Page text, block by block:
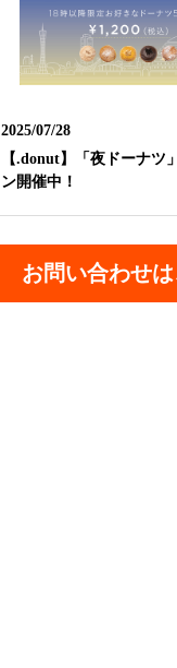
2025/07/28
【.donut】「夜ドーナツ
ン開催中！
お問い合わせ